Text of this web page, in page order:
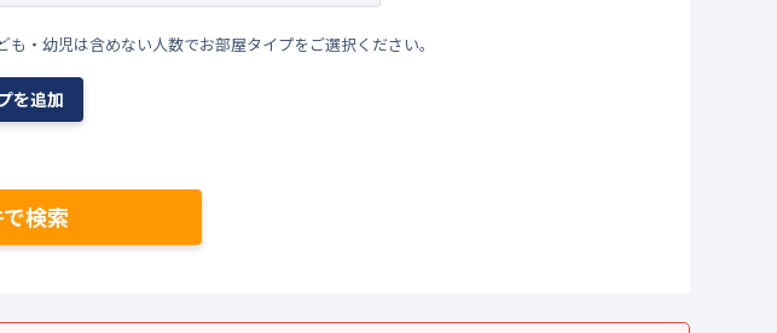
・幼児は含めない人数でお部屋タイプをご選択ください。
を追加
検索